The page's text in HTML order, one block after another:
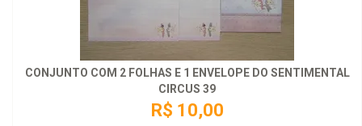
CONJUNTO COM 2 FOLHAS E 1 ENVELOPE DO SENTIMENTAL
CIRCUS 39
R$ 10,00